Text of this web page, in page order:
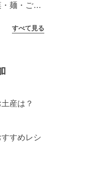
麺・ごは
すべて見る
産は？
すめレシ